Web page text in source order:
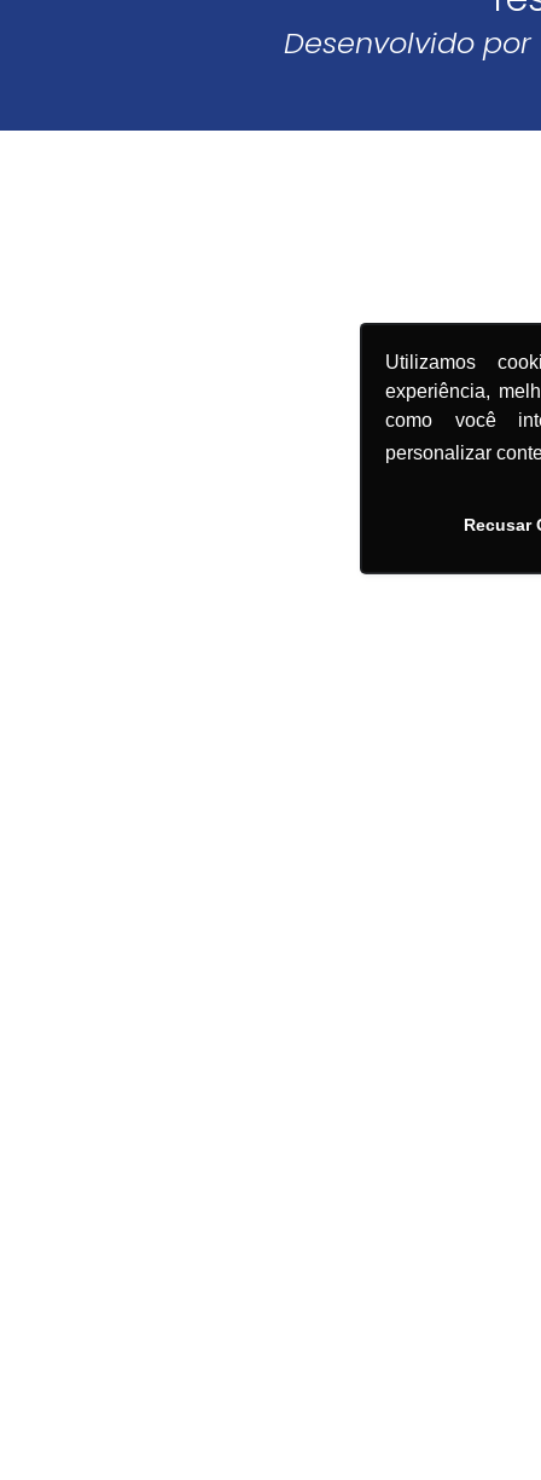
Utilizamos
experiência,
como você
personalizar
Recusar
Desenvolvido por